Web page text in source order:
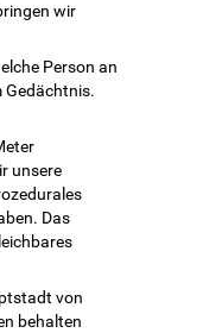
wir
Person an
Gedächtnis.
unsere
Das
von
behalten